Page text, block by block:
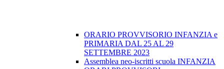
ORARIO PROVVISORIO INFANZIA e
PRIMARIA DAL 25 AL 29
SETTEMBRE 2023
Assemblea neo-iscritti scuola INFANZIA